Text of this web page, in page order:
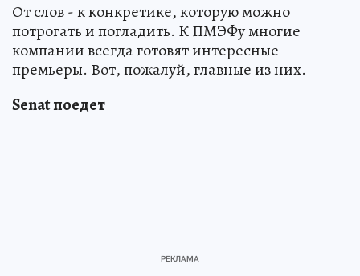
От слов - к конкретике, которую можно
потрогать и погладить. К ПМЭФу многие
компании всегда готовят интересные
премьеры. Вот, пожалуй, главные из них.
Senat поедет